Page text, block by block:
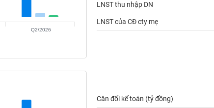
Q2/2026
LNST thu nhập DN
LNST của CĐ cty mẹ
Cân đối kế toán (tỷ đồng)